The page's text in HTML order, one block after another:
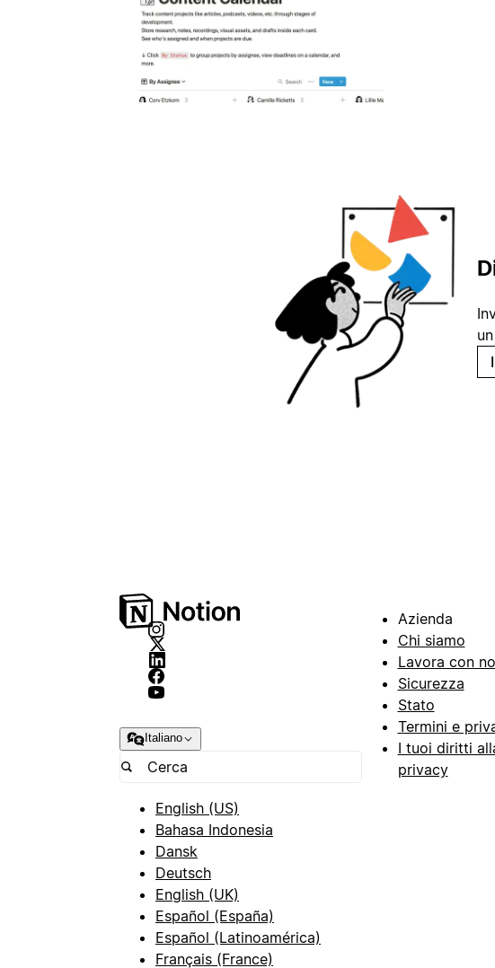
Italiano
English (US)
Bahasa Indonesia
Dansk
Deutsch
English (UK)
Español (España)
Español (Latinoamérica)
Français (France)
Azienda
Chi siamo
Lavora con
Sicurezza
Stato
Termini e
I tuoi diritti
privacy